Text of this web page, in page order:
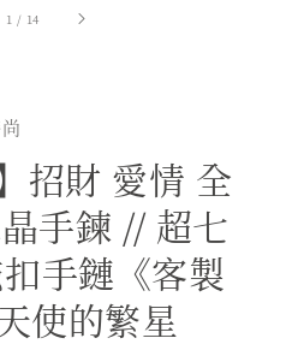
1 / 14
招財 愛情 全
手鍊 // 超七
手鏈《客製
使的繁星